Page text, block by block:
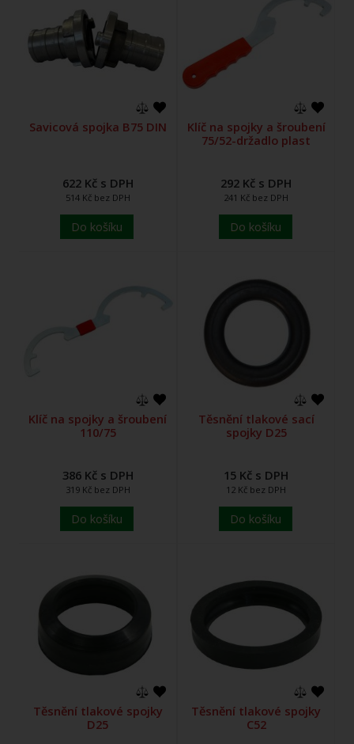
Savicová spojka B75 DIN
622 Kč s DPH
514 Kč bez DPH
Do košíku
Klíč na spojky a šroubení
75/52-držadlo plast
292 Kč s DPH
241 Kč bez DPH
Do košíku
Klíč na spojky a šroubení
110/75
386 Kč s DPH
319 Kč bez DPH
Do košíku
Těsnění tlakové sací
spojky D25
15 Kč s DPH
12 Kč bez DPH
Do košíku
Těsnění tlakové spojky
D25
Těsnění tlakové spojky
C52